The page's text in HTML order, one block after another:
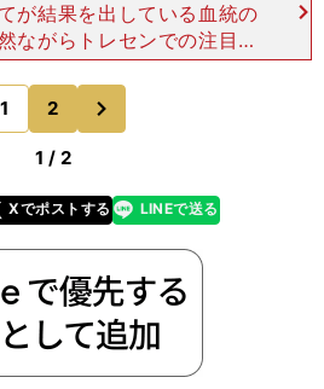
が結果を出している血統の
ながらトレセンでの注目度
のトラックマンが同馬につ
のゲート試験を合格してか
じっくり
1 2
1 / 2
Xでポストする
line LINEで送る